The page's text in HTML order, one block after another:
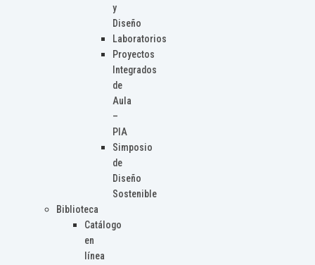
y
Diseño
Laboratorios
Proyectos
Integrados
de
Aula
–
PIA
Simposio
de
Diseño
Sostenible
Biblioteca
Catálogo
en
línea